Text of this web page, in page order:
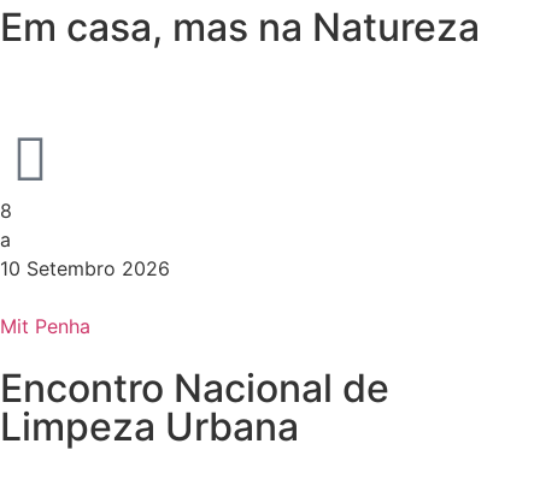
Em casa, mas na Natureza
8
a
10 Setembro 2026
Mit Penha
Encontro Nacional de
Limpeza Urbana